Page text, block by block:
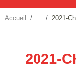
Accueil 2021-
2021-